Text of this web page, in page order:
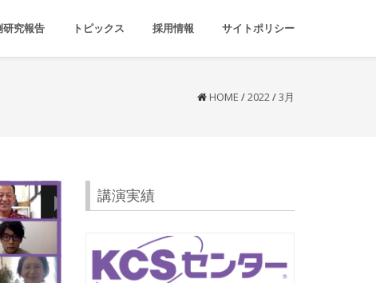
研究報告 トピックス 採用情報 サイトポリシー
HOME /2022/3月
講演実績